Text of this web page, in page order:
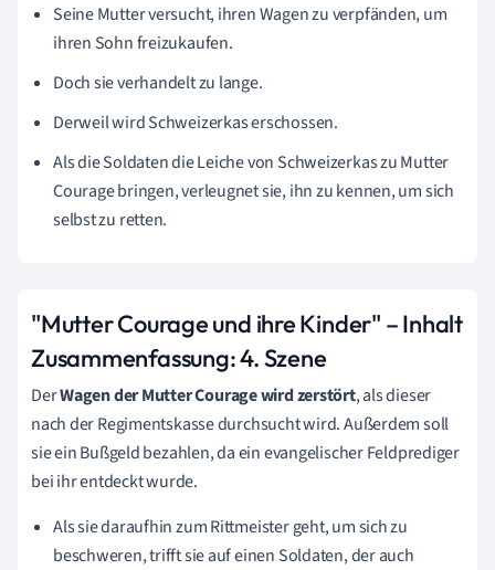
Seine Mutter versucht, ihren Wagen zu verpfänden, um
ihren Sohn freizukaufen.
Doch sie verhandelt zu lange.
Derweil wird Schweizerkas erschossen.
Als die Soldaten die Leiche von Schweizerkas zu Mutter
Courage bringen, verleugnet sie, ihn zu kennen, um sich
selbst zu retten.
"Mutter Courage und ihre Kinder" – Inhalt
Zusammenfassung:4. Szene
DerWagen der Mutter Courage wird zerstört, als dieser
nach der Regimentskasse durchsucht wird. Außerdem soll
sie ein Bußgeld bezahlen, da ein evangelischer Feldprediger
bei ihr entdeckt wurde.
Als sie daraufhin zum Rittmeister geht, um sich zu
beschweren, trifft sie auf einen Soldaten, der auch